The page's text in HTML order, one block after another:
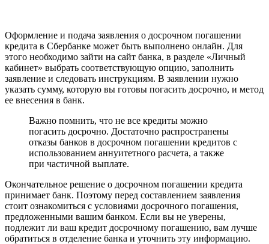
Оформление и подача заявления о досрочном погашении
кредита в Сбербанке может быть выполнено онлайн. Для
этого необходимо зайти на сайт банка, в разделе «Личный
кабинет» выбрать соответствующую опцию, заполнить
заявление и следовать инструкциям. В заявлении нужно
указать сумму, которую вы готовы погасить досрочно, и метод
ее внесения в банк.
Важно помнить, что не все кредиты можно
погасить досрочно. Достаточно распространены
отказы банков в досрочном погашении кредитов с
использованием аннуитетного расчета, а также
при частичной выплате.
Окончательное решение о досрочном погашении кредита
принимает банк. Поэтому перед составлением заявления
стоит ознакомиться с условиями досрочного погашения,
предложенными вашим банком. Если вы не уверены,
подлежит ли ваш кредит досрочному погашению, вам лучше
обратиться в отделение банка и уточнить эту информацию.